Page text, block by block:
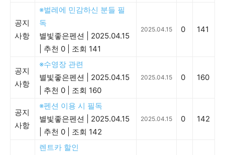
공지
사항
※벌레에 민감하신 분들 필
독
별빛좋은펜션
2025.04.15
추천 0 조회 141
2025.04.15 0 141
공지
사항
※수영장 관련
별빛좋은펜션
2025.04.15
추천 0 조회 160
2025.04.15 0 160
공지
사항
※펜션 이용 시 필독
별빛좋은펜션
2025.04.15
추천 0 조회 142
2025.04.15 0 142
렌트카 할인